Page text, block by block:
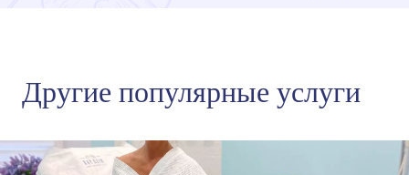
Другие популярные услуги